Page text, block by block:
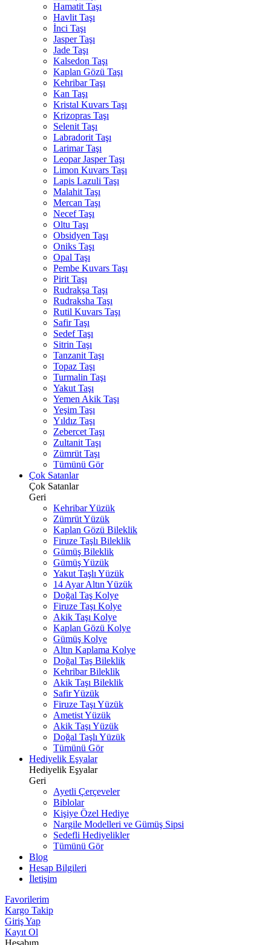
Hamatit Taşı
Havlit Taşı
İnci Taşı
Jasper Taşı
Jade Taşı
Kalsedon Taşı
Kaplan Gözü Taşı
Kehribar Taşı
Kan Taşı
Kristal Kuvars Taşı
Krizopras Taşı
Selenit Taşı
Labradorit Taşı
Larimar Taşı
Leopar Jasper Taşı
Limon Kuvars Taşı
Lapis Lazuli Taşı
Malahit Taşı
Mercan Taşı
Necef Taşı
Oltu Taşı
Obsidyen Taşı
Oniks Taşı
Opal Taşı
Pembe Kuvars Taşı
Pirit Taşı
Rudrakşa Taşı
Rudraksha Taşı
Rutil Kuvars Taşı
Safir Taşı
Sedef Taşı
Sitrin Taşı
Tanzanit Taşı
Topaz Taşı
Turmalin Taşı
Yakut Taşı
Yemen Akik Taşı
Yeşim Taşı
Yıldız Taşı
Zebercet Taşı
Zultanit Taşı
Zümrüt Taşı
Tümünü Gör
Çok Satanlar
Çok Satanlar
Geri
Kehribar Yüzük
Zümrüt Yüzük
Kaplan Gözü Bileklik
Firuze Taşlı Bileklik
Gümüş Bileklik
Gümüş Yüzük
Yakut Taşlı Yüzük
14 Ayar Altın Yüzük
Doğal Taş Kolye
Firuze Taşı Kolye
Akik Taşı Kolye
Kaplan Gözü Kolye
Gümüş Kolye
Altın Kaplama Kolye
Doğal Taş Bileklik
Kehribar Bileklik
Akik Taşı Bileklik
Safir Yüzük
Firuze Taşı Yüzük
Ametist Yüzük
Akik Taşı Yüzük
Doğal Taşlı Yüzük
Tümünü Gör
Hediyelik Eşyalar
Hediyelik Eşyalar
Geri
Ayetli Çerçeveler
Biblolar
Kişiye Özel Hediye
Nargile Modelleri ve Gümüş Sipsi
Sedefli Hediyelikler
Tümünü Gör
Blog
Hesap Bilgileri
İletişim
Favorilerim
Kargo Takip
Giriş Yap
Kayıt Ol
Hesabım